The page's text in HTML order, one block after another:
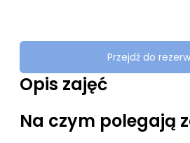
Przejdź do
Opis zajęć
Na czym polegają